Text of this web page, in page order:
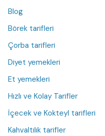
Blog
Börek tarifleri
Çorba tarifleri
Diyet yemekleri
Et yemekleri
Hızlı ve Kolay Tarifler
İçecek ve Kokteyl tarifleri
Kahvaltılık tarifler